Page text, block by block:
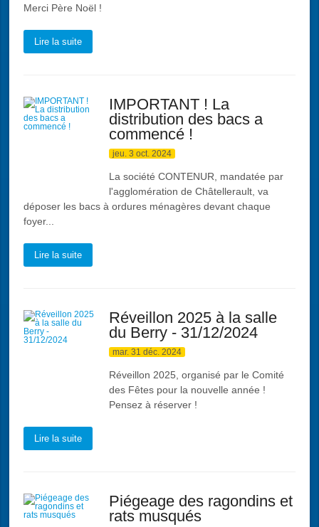
Merci Père Noël !
Lire la suite
IMPORTANT ! La
distribution des bacs a
commencé !
jeu. 3 oct. 2024
La société CONTENUR, mandatée par
l'agglomération de Châtellerault, va
déposer les bacs à ordures ménagères devant chaque
foyer...
Lire la suite
Réveillon 2025 à la salle
du Berry - 31/12/2024
mar. 31 déc. 2024
Réveillon 2025, organisé par le Comité
des Fêtes pour la nouvelle année !
Pensez à réserver !
Lire la suite
Piégeage des ragondins et
rats musqués